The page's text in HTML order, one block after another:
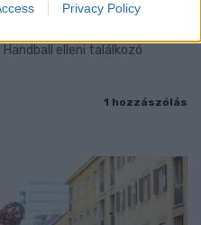
Privacy Policy
elleni találkozó
1 hozzászólás